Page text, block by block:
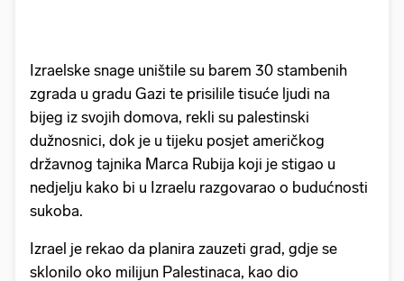
Izraelske snage uništile su barem 30 stambenih
zgrada u gradu Gazi te prisilile tisuće ljudi na
bijeg iz svojih domova, rekli su palestinski
dužnosnici, dok je u tijeku posjet američkog
državnog tajnika Marca Rubija koji je stigao u
nedjelju kako bi u Izraelu razgovarao o budućnosti
sukoba.
Izrael je rekao da planira zauzeti grad, gdje se
sklonilo oko milijun Palestinaca, kao dio